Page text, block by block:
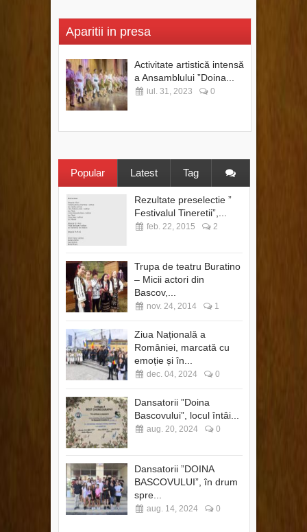
Aparitii in presa
Activitate artistică intensă
a Ansamblului ”Doina...
iul. 31, 2023 0
Popular Latest Tag
Rezultate preselectie ”
Festivalul Tineretii”,...
feb. 22, 2015 2
Trupa de teatru Buratino
– Micii actori din
Bascov,...
nov. 24, 2014 1
Ziua Națională a
României, marcată cu
emoție și în...
dec. 04, 2024 0
Dansatorii ”Doina
Bascovului”, locul întâi...
aug. 20, 2024 0
Dansatorii ”DOINA
BASCOVULUI”, în drum
spre...
aug. 14, 2024 0